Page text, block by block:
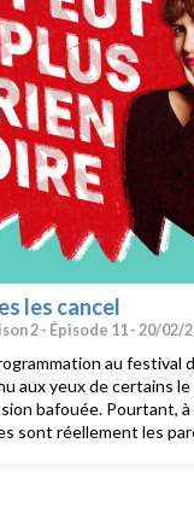
les cancel
2 - Épisode 11 - 20/02/
au festival
aux yeux de certains
bafouée. Pourtant,
sont réellement les